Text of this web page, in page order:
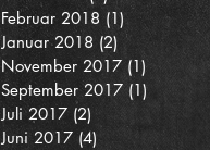
Februar 2018 (1) 1 Beitrag
Januar 2018 (2) 2 Beiträge
November 2017 (1) 1 Beitrag
September 2017 (1)
Juli 2017 (2) 2 Beiträge
Juni 2017 (4)